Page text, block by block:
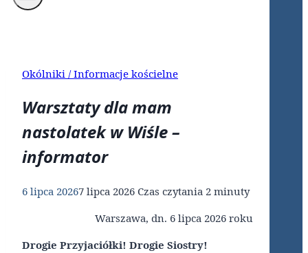
Okólniki / Informacje kościelne
Warsztaty dla mam
nastolatek w Wiśle –
informator
6 lipca 20267 lipca 2026 Czas czytania 2 minuty
Warszawa, dn. 6 lipca 2026 roku
Drogie Przyjaciółki! Drogie Siostry!